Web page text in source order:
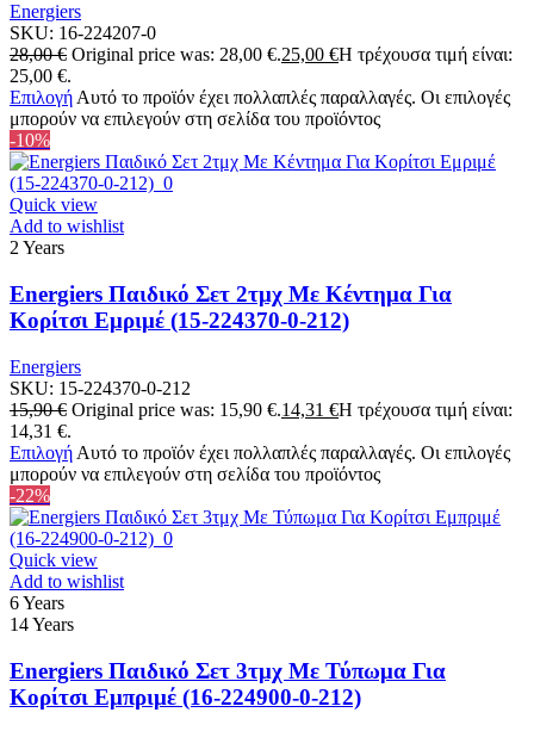
Energiers
SKU: 16-224207-0
28,00€ Original price was: 28,00 €.25,00 €Η τρέχουσα τιμή είναι:
25,00 €.
ΕπιλογήΑυτό το προϊόν έχει πολλαπλές παραλλαγές. Οι επιλογές
μπορούν να επιλεγούν στη σελίδα του προϊόντος
-10%
Quick view
Add to wishlist
2 Years
Energiers Παιδικό Σετ 2τμχ Με Κέντημα Για
Κορίτσι Εμριμέ (15-224370-0-212)
Energiers
SKU: 15-224370-0-212
15,90€ Original price was: 15,90 €.14,31 €Η τρέχουσα τιμή είναι:
14,31 €.
Επιλογή Αυτό το προϊόν έχει πολλαπλές παραλλαγές. Οι επιλογές
μπορούν να επιλεγούν στη σελίδα του προϊόντος
-22%
Quick view
Add to wishlist
6 Years
14 Years
Energiers Παιδικό Σετ 3τμχ Με Τύπωμα Για
Κορίτσι Εμπριμέ (16-224900-0-212)